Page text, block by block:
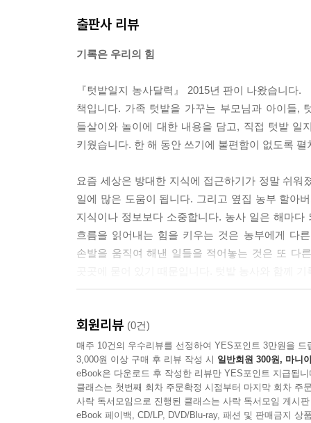
출판사 리뷰
기록은 우리의 힘
『텃밭일지 농사달력』 2015년 판이 나왔습니다
책입니다. 가족 텃밭을 가꾸는 부모님과 아이들,
들살이와 놀이에 대한 내용을 담고, 직접 텃밭 일
키웠습니다. 한 해 동안 쓰기에 불편함이 없도록
요즘 세상은 방대한 지식에 접근하기가 정말 쉬
일에 많은 도움이 됩니다. 그리고 옆집 농부 할아
지식이나 정보보다 소중합니다. 농사 일은 해마
흐름을 읽어내는 힘을 키우는 것은 농부에게 다
손발을 움직여 해낸 일들을 적어놓는 것은 또 다
엮어서 만들었습니다. 앞으로도 꾸준히 기록하고,
회원리뷰 (0건)
매주 10건의 우수리뷰를 선정하여 YES포인트 3만원을 드
3,000원 이상 구매 후 리뷰 작성 시 일반회원 300원, 마니
eBook은 다운로드 후 작성한 리뷰만 YES포인트 지급됩니
클래스는 첫번째 회차 주문확정 시점부터 마지막 회차 주
사락 독서모임으로 진행된 클래스는 사락 독서모임 게시
eBook 페이백, CD/LP, DVD/Blu-ray, 패션 및 판매금지 상